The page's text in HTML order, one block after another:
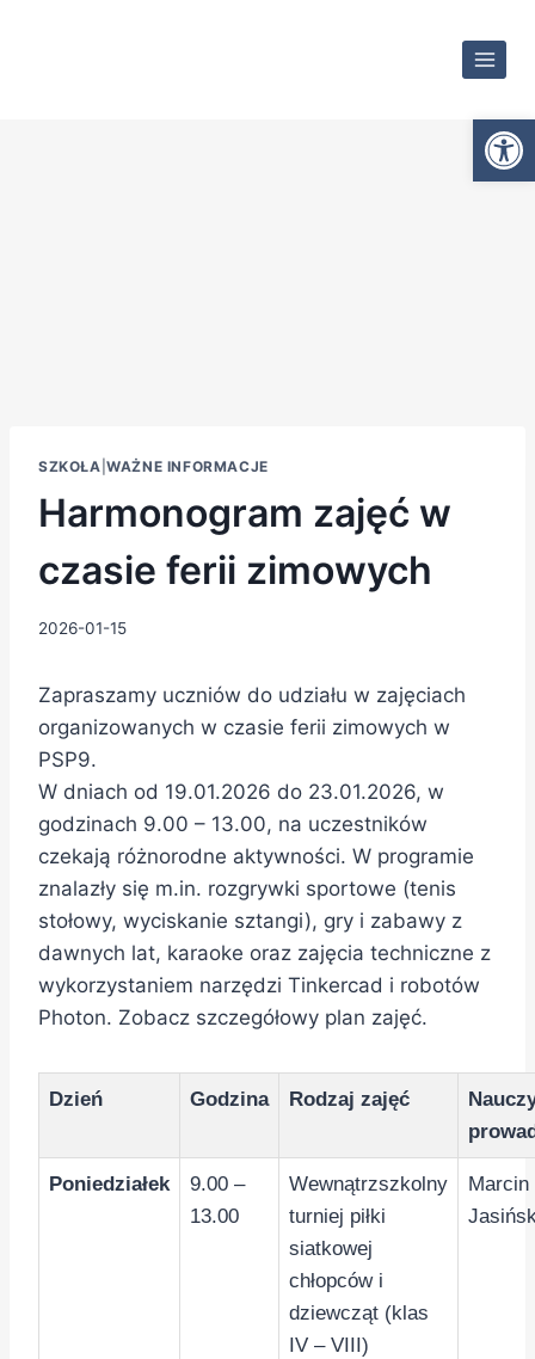
SZKOŁA |WAŻNE INFORMACJE
Harmonogram zajęć w
czasie ferii zimowych
2026-01-15
Zapraszamy uczniów do udziału w zajęciach
organizowanych w czasie ferii zimowych w
PSP9.
W dniach od 19.01.2026 do 23.01.2026, w
godzinach 9.00 – 13.00, na uczestników
czekają różnorodne aktywności. W programie
znalazły się m.in. rozgrywki sportowe (tenis
stołowy, wyciskanie sztangi), gry i zabawy z
dawnych lat, karaoke oraz zajęcia techniczne z
wykorzystaniem narzędzi Tinkercad i robotów
Photon. Zobacz szczegółowy plan zajęć.
Dzień Godzina Rodzaj zajęć
Poniedziałek
9.00 –
13.00
Wewnątrzszkolny
turniej piłki
siatkowej
chłopców i
dziewcząt (klas
IV – VIII)
Marcin